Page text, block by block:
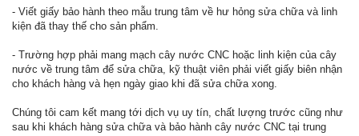
- Viết giấy bảo hành theo mẫu trung tâm về hư hỏng sửa chữa và linh
kiện đã thay thế cho sản phẩm.
- Trường hợp phải mang mạch cây nước CNC hoặc linh kiện của cây
nước về trung tâm để sửa chữa, kỹ thuật viên phải viết giấy biên nhận
cho khách hàng và hẹn ngày giao khi đã sửa chữa xong.
Chúng tôi cam kết mang tới dịch vụ uy tín, chất lượng trước cũng như
sau khi khách hàng sửa chữa và bảo hành cây nước CNC tại trung